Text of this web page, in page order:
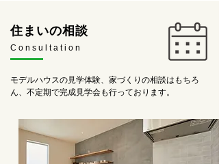
住まいの相談
Consultation
モデルハウスの見学体験、家づくりの相談はもちろ
ん、不定期で完成見学会も行っております。